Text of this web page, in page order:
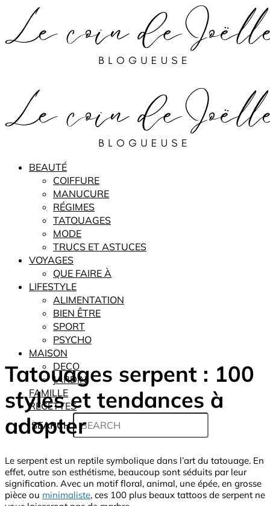
BEAUTÉ
COIFFURE
MANUCURE
RÉGIMES
TATOUAGES
MODE
TRUCS ET ASTUCES
VOYAGES
QUE FAIRE À
LIFESTYLE
ALIMENTATION
BIEN ÊTRE
SPORT
PSYCHO
MAISON
DECO
JARDIN
FAMILLE
RECETTES
SEARCH
Tatouages serpent : 100
styles et tendances à
adopter
Le serpent est un reptile symbolique dans l’art du tatouage. En
effet, outre son esthétisme, beaucoup sont séduits par leur
signification. Avec un motif floral, animal, une épée, en grosse
pièce ou minimaliste, ces 100 plus beaux tattoos de serpent ne